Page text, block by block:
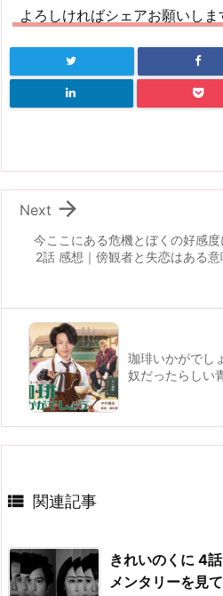
よろしければシェアお願いしま
今ここにある危機とぼくの好感度
2話 感想｜傍観者と失恋はある意

Next
珈琲いかがでし
奴だったらしい
 関連記事
きれいのくに 4
メンタリーを見